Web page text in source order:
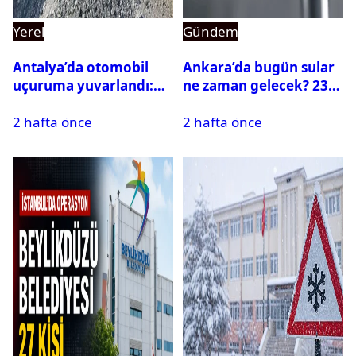
Yerel
Antalya’da otomobil
uçuruma yuvarlandı:
var
2 hafta önce
Gündem
Ankara’da bugün sular
ne zaman gelecek? 23
su kesintisi sorgulama
2 hafta önce